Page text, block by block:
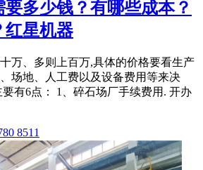
多少钱？有哪些成本？
红星机器
万、多则上百万,具体的价格要看生产
场地、人工费以及设备费用等来决
有6点： 1、碎石场厂手续费用. 开办
8511